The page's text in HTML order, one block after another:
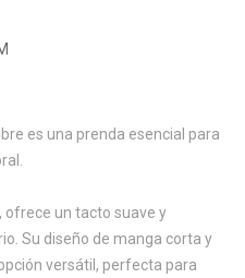
es una prenda esencial para
ofrece un tacto suave y
Su diseño de manga corta y
versátil, perfecta para